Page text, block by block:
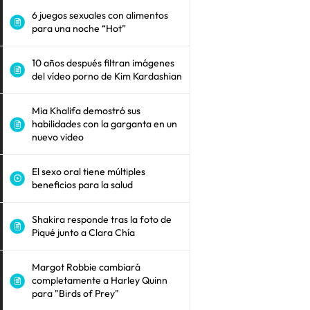
6 juegos sexuales con alimentos
para una noche “Hot”
10 años después filtran imágenes
del vídeo porno de Kim Kardashian
Mia Khalifa demostró sus
habilidades con la garganta en un
nuevo video
El sexo oral tiene múltiples
beneficios para la salud
Shakira responde tras la foto de
Piqué junto a Clara Chía
Margot Robbie cambiará
completamente a Harley Quinn
para "Birds of Prey"